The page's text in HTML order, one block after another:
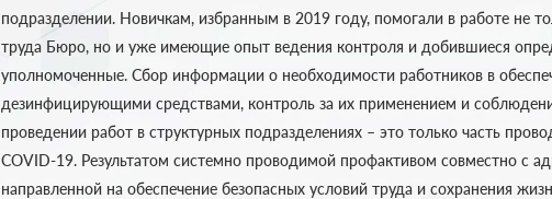
подразделении. Новичкам, избранным в 2019 году, помогали в работе не
труда Бюро, но и уже имеющие опыт ведения контроля и добившиеся
уполномоченные. Сбор информации о необходимости работников в
дезинфицирующими средствами, контроль за их применением и
проведении работ в структурных подразделениях – это только часть
COVID-19. Результатом системно проводимой профактивом совместно с
направленной на обеспечение безопасных условий труда и сохранения